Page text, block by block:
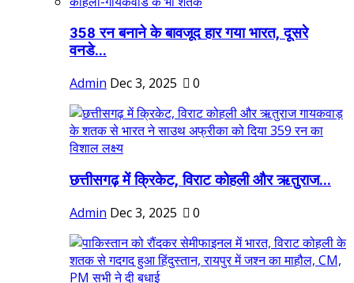
358 रन बनाने के बावजूद हार गया भारत, दूसरे
वनडे...
Admin Dec 3, 2025 0
छत्तीसगढ़ में क्रिकेट, विराट कोहली और ऋतुराज...
Admin Dec 3, 2025 0